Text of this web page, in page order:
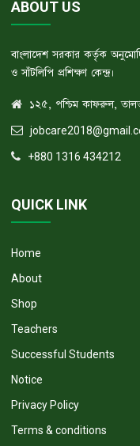
ABOUT US
বাংলাদেশ সরকার কর্তৃক
ও সাঁটলিপি প্রশিক্ষণ কেন্দ্র।
১২৫, পশ্চিম কাফরুল,
+880 1316 434212
QUICK LINK
Home
About
Shop
Teachers
Successful Students
Notice
Privacy Policy
Terms & conditions